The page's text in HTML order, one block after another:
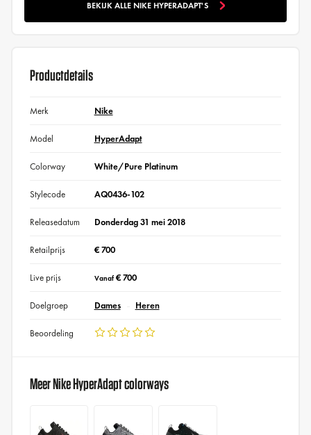
BEKIJK ALLE NIKE HYPERADAPT'S
Productdetails
Merk Nike
Model HyperAdapt
Colorway White/Pure Platinum
Stylecode AQ0436-102
Releasedatum Donderdag 31 mei 2018
Retailprijs € 700
Live prijs Vanaf€ 700
Doelgroep Dames Heren
Beoordeling
Meer Nike HyperAdapt colorways